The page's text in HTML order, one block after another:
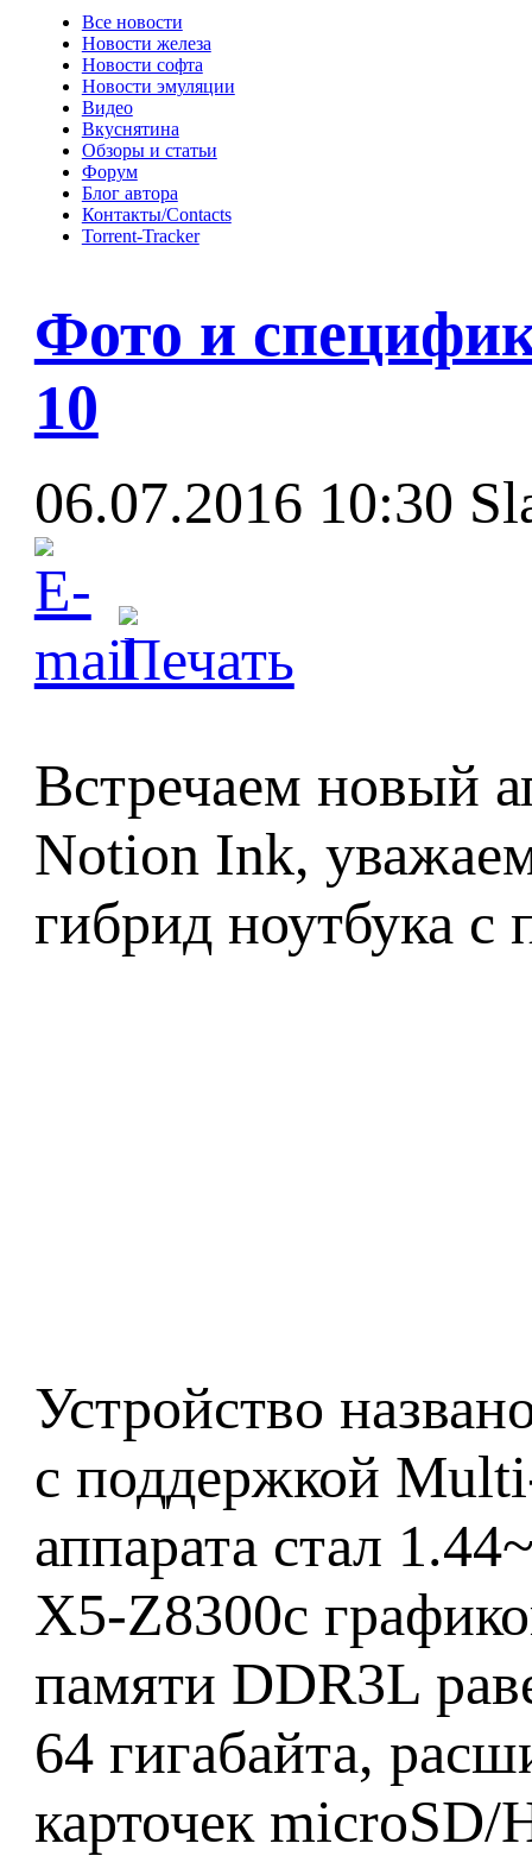
Все новости
Новости железа
Новости софта
Новости эмуляции
Видео
Вкуснятина
Обзоры и статьи
Форум
Блог автора
Контакты/Contacts
Torrent-Tracker
Фото и
10
06.07.2016 10:30
Встречаем новый
Notion Ink,
гибрид ноутбука с
Устройство
с поддержкой
аппарата стал
X5-Z8300с
памяти DDR3L
64 гигабайта,
карточек microSD/